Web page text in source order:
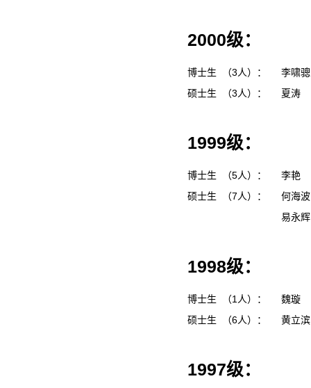
2000级：
博士生 （3人）：
李啸
硕士生 （3人）：
夏涛
1999级：
博士生 （5人）：
李艳
硕士生 （7人）：
何海
易永
1998级：
博士生 （1人）：
魏璇
硕士生 （6人）：
黄立
1997级：